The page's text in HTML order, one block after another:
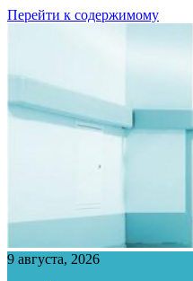
Перейти к содержимому
9 августа, 2026